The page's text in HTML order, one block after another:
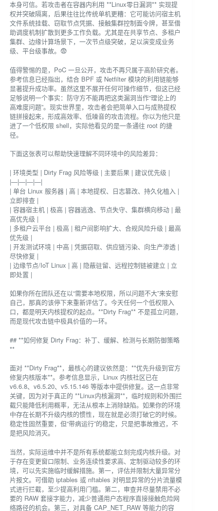
本身可信。若攻击者在容器内利用 **Linux零日漏洞** 实现提
权并突破隔离，后果往往比传统单机更糟：它可能访问宿主机
文件系统挂载、窃取节点凭据、接触集群控制面令牌，甚至借
助调度机制扩散到更多工作负载。尤其是在共享节点、多租户
集群、边缘计算场景下，一次节点级突破，足以演变成业务
级、平台级事故。😨
值得警惕的是，PoC 一旦公开，攻击不再只属于高阶研究者。
参考信息已经指出，结合 BPF 或 Netfilter 模块的利用链能够
显著提升成功率。虽然这里不展开任何可操作细节，但这已经
足够说明一个事实：防守方不能再把这类漏洞当作“理论上的
高难度问题”。现实世界里，攻击者会把简单入口与成熟提权
链拼接起来，形成高效率、低噪音的攻击流程。你以为他只是
进了一个低权限 shell，实际他看见的是一条通往 root 的捷
径。
下面这张表可以帮助快速理解不同环境中的风险差异：
| 环境类型 | Dirty Frag 风险等级 | 主要后果 | 建议优先级 |
|—|—|—|—|
| 单台 Linux 服务器 | 高 | 本地提权、日志篡改、持久化植入 |
立即排查 |
| 容器宿主机 | 极高 | 容器逃逸、节点失守、集群横向移动 | 最
高优先级 |
| 多租户云平台 | 极高 | 租户间影响扩大、合规风险升级 | 最高
优先级 |
| 开发测试环境 | 中高 | 凭据窃取、供应链污染、向生产渗透 |
尽快修复 |
| 边缘节点/IoT Linux | 高 | 隐蔽驻留、远程控制链被建立 | 立
即处置 |
如果你所在团队还在以“需要本地权限，所以问题不大”来安慰
自己，那真的该停下来重新评估了。今天任何一个低权限入
口，都是明天内核提权的起点。**Dirty Frag** 不是孤立问题，
而是现代攻击链中极具价值的一环。
## **如何修复 Dirty Frag：补丁、缓解、检测与长期防御策略
**
面对 **Dirty Frag**，最核心的建议依然是：**优先升级到官方
修复内核版本**。参考信息显示，Linux 内核社区已在
v6.6.8、v6.5.20、v5.15.146 等版本中提供修复。这一点非常
关键，因为对于真正的 **Linux内核漏洞**，临时规则和外围拦
截只能降低利用概率，无法从根本上消除缺陷。如果你的环境
中存在长期不升级内核的惯性，现在就是必须打破它的时候。
稳定性固然重要，但“带病运行”的稳定，只是把事故推迟，不
是把风险消灭。
当然，实际运维中并不是所有系统都能立刻完成内核升级。对
于存在变更窗口限制、业务连续性要求高、定制驱动较多的环
境，可以先实施临时缓解措施。第一，评估并限制大量异常分
片报文。可借助 iptables 或 nftables 对明显异常的分片流量模
式进行拦截，至少提高利用门槛。第二，审查并尽量禁用不必
要的 RAW 套接字能力，减少普通用户态程序直接接触危险网
络路径的机会。第三，对具备 CAP_NET_RAW 等能力的容